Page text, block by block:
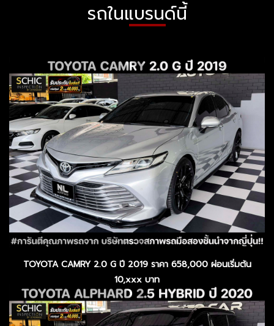
รถในแบรนด์นี้
TOYOTA CAMRY 2.0 G ปี 2019 ราคา 658,000 ผ่อนเริ่มต้น
10,xxx บาท